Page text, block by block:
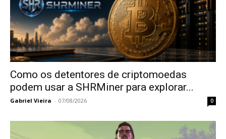
Como os detentores de criptomoedas
podem usar a SHRMiner para explorar...
Gabriel Vieira - 07/08/2026 0